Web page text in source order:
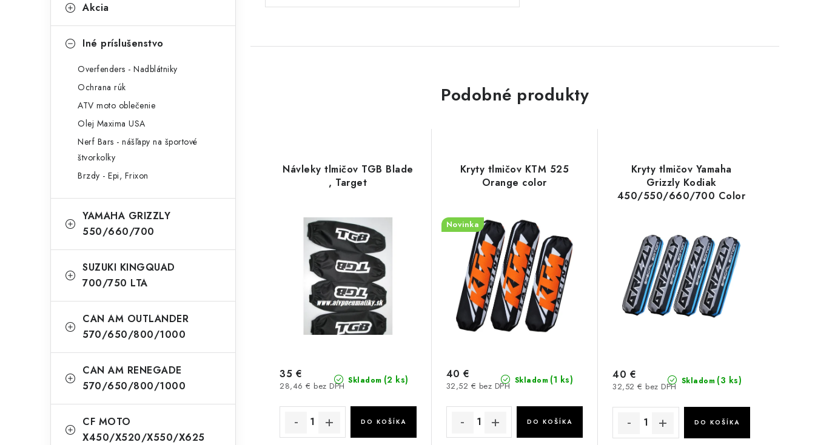
Akcia
Iné príslušenstvo
Overfenders - Nadblátniky
Ochrana rúk
ATV moto oblečenie
Olej Maxima USA
Nerf Bars - nášľapy na športové
štvorkolky
Brzdy - Epi, Frixon
YAMAHA GRIZZLY
550/660/700
SUZUKI KINGQUAD
700/750 LTA
CAN AM OUTLANDER
570/650/800/1000
CAN AM RENEGADE
570/650/800/1000
CF MOTO
X450/X520/X550/X625
Podobné produkty
Návleky tlmičov TGB Blade
, Target
Skladom (2 ks)
28,46 € bez DPH
35 €
DO KOŠÍKA
Kryty tlmičov KTM 525
Orange color
Novinka
Skladom (1 ks)
32,52 € bez DPH
40 €
DO KOŠÍKA
Kryty tlmičov Yamaha
Grizzly Kodiak
450/550/660/700 Color
Skladom (3 ks)
32,52 € bez DPH
40 €
DO KOŠÍKA